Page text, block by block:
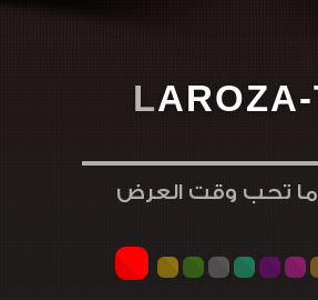
LAROZA-
تحب وقت العرض